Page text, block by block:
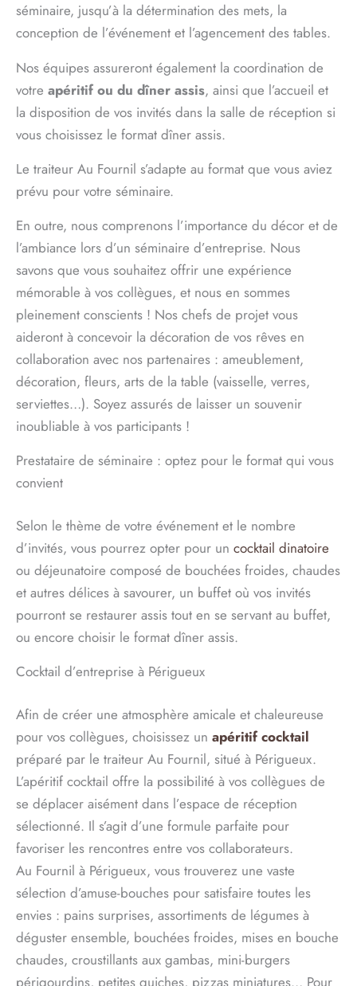
séminaire, jusqu’à la détermination des mets, la
conception de l’événement et l’agencement des tables.
Nos équipes assureront également la coordination de
votre apéritif ou du dîner assis, ainsi que l’accueil et
la disposition de vos invités dans la salle de réception si
vous choisissez le format dîner assis.
Le traiteur Au Fournil s’adapte au format que vous aviez
prévu pour votre séminaire.
En outre, nous comprenons l’importance du décor et de
l’ambiance lors d’un séminaire d’entreprise. Nous
savons que vous souhaitez offrir une expérience
mémorable à vos collègues, et nous en sommes
pleinement conscients ! Nos chefs de projet vous
aideront à concevoir la décoration de vos rêves en
collaboration avec nos partenaires : ameublement,
décoration, fleurs, arts de la table (vaisselle, verres,
serviettes…). Soyez assurés de laisser un souvenir
inoubliable à vos participants !
Prestataire de séminaire : optez pour le format qui vous
convient
Selon le thème de votre événement et le nombre
d’invités, vous pourrez opter pour un cocktail dinatoire
ou déjeunatoire composé de bouchées froides, chaudes
et autres délices à savourer, un buffet où vos invités
pourront se restaurer assis tout en se servant au buffet,
ou encore choisir le format dîner assis.
Cocktail d’entreprise à Périgueux
Afin de créer une atmosphère amicale et chaleureuse
pour vos collègues, choisissez un apéritif cocktail
préparé par le traiteur Au Fournil, situé à Périgueux.
L’apéritif cocktail offre la possibilité à vos collègues de
se déplacer aisément dans l’espace de réception
sélectionné. Il s’agit d’une formule parfaite pour
favoriser les rencontres entre vos collaborateurs.
Au Fournil à Périgueux, vous trouverez une vaste
sélection d’amuse-bouches pour satisfaire toutes les
envies : pains surprises, assortiments de légumes à
déguster ensemble, bouchées froides, mises en bouche
chaudes, croustillants aux gambas, mini-burgers
périgourdins, petites quiches, pizzas miniatures… Pour